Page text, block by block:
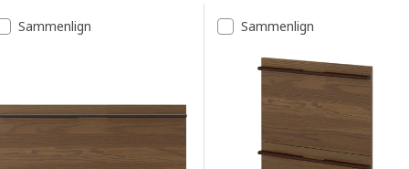
Resultatliste
Sammenlign Sammenlign